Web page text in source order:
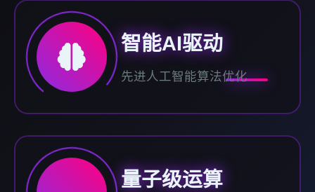
智能AI驱动
先进人工智能算法优化
量子级运算